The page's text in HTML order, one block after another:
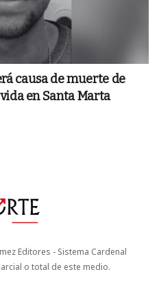
causa de muerte de
en Santa Marta
Editores - Sistema Cardenal
o total de este medio.